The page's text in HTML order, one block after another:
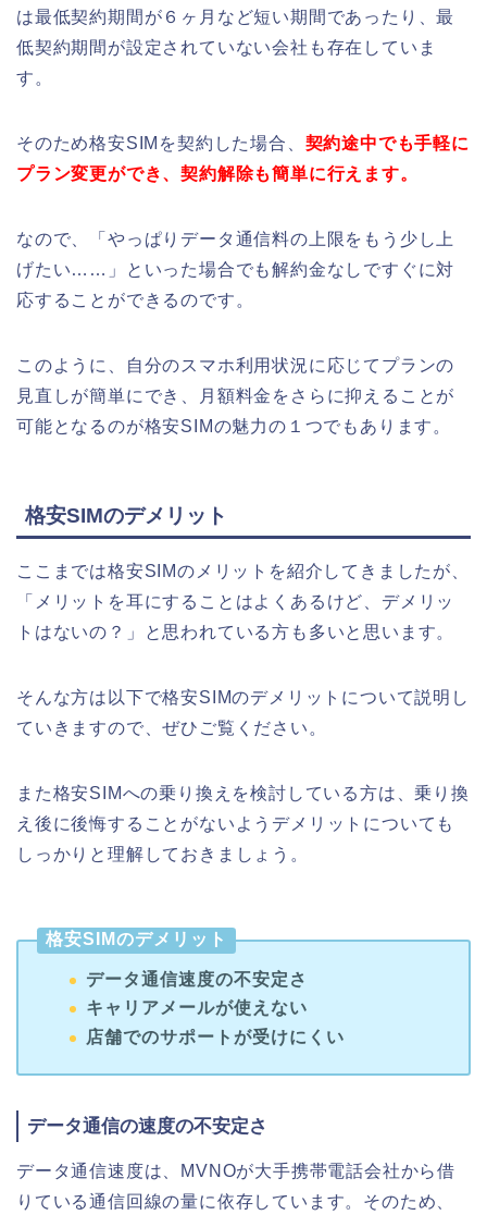
は最低契約期間が６ヶ月など短い期間であったり、最
低契約期間が設定されていない会社も存在していま
す。
そのため格安SIMを契約した場合、 契約途中でも手軽に
プラン変更ができ、契約解除も簡単に行えます。
なので、「やっぱりデータ通信料の上限をもう少し上
げたい……」といった場合でも解約金なしですぐに対
応することができるのです。
このように、自分のスマホ利用状況に応じてプランの
見直しが簡単にでき、月額料金をさらに抑えることが
可能となるのが格安SIMの魅力の１つでもあります。
格安SIMのデメリット
ここまでは格安SIMのメリットを紹介してきましたが、
「メリットを耳にすることはよくあるけど、デメリッ
トはないの？」と思われている方も多いと思います。
そんな方は以下で格安SIMのデメリットについて説明し
ていきますので、ぜひご覧ください。
また格安SIMへの乗り換えを検討している方は、乗り換
え後に後悔することがないようデメリットについても
しっかりと理解しておきましょう。
格安SIMのデメリット
データ通信速度の不安定さ
キャリアメールが使えない
店舗でのサポートが受けにくい
データ通信の速度の不安定さ
データ通信速度は、MVNOが大手携帯電話会社から借
りている通信回線の量に依存しています。そのため、